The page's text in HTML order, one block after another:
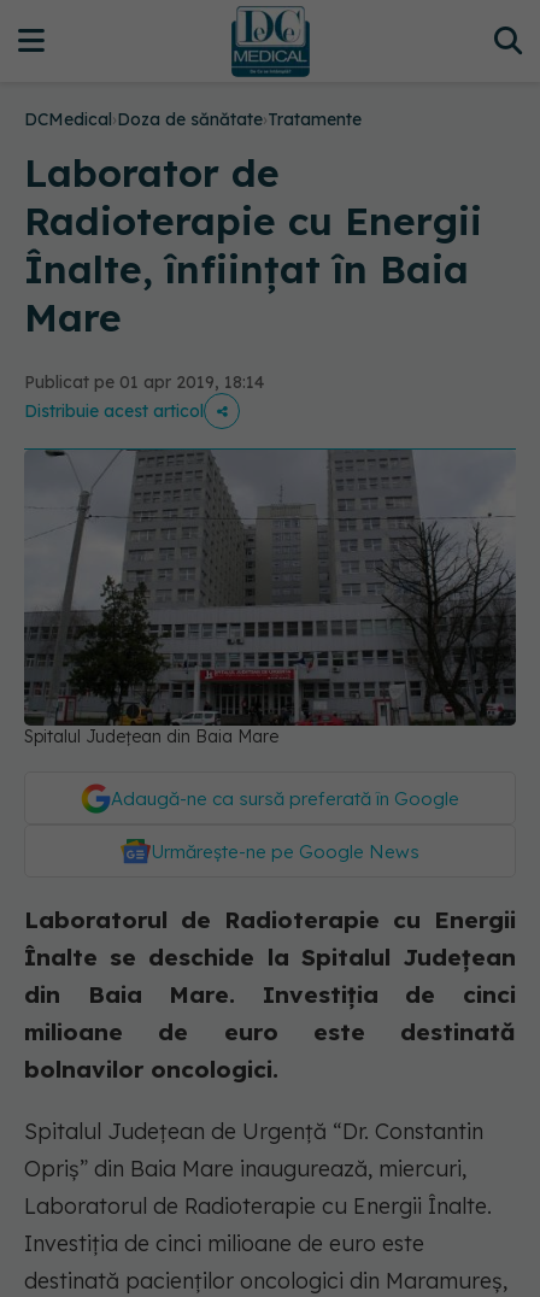
DCMedical›Doza de sănătate›Tratamente
Laborator de
Radioterapie cu Energii
Înalte, înființat în Baia
Mare
Publicat pe 01 apr 2019, 18:14
Distribuie acest articol
Spitalul Județean din Baia Mare
Adaugă-ne ca sursă preferată în Google
Urmărește-ne pe Google News
Laboratorul de Radioterapie cu Energii
Înalte se deschide la Spitalul Județean
din Baia Mare. Investiția de cinci
milioane de euro este destinată
bolnavilor oncologici.
Spitalul Județean de Urgență “Dr. Constantin
Opriș” din Baia Mare inaugurează, miercuri,
Laboratorul de Radioterapie cu Energii Înalte.
Investiția de cinci milioane de euro este
destinată pacienților oncologici din Maramureș,